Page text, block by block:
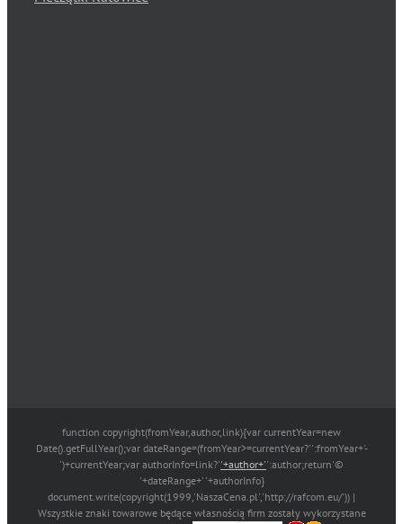
function copyright(fromYear,author,link){var currentYear=new
Date().getFullYear();var dateRange=(fromYear>=currentYear?'':fromYear+'-
')+currentYear;var authorInfo=link?''+author+'':author;return'©
'+dateRange+' '+authorInfo}
document.write(copyright(1999,'NaszaCena.pl','http://rafcom.eu/')) |
Wszystkie znaki towarowe będące własnością firm zostały wykorzystane